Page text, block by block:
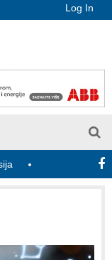
Log In
Proizvodnja iC7